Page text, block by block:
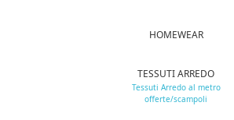
HOMEWEAR
TESSUTI ARREDO
Tessuti Arredo al metro
offerte/scampoli